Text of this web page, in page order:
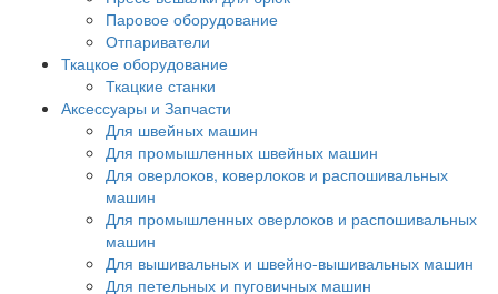
Паровое оборудование
Отпариватели
Ткацкое оборудование
Ткацкие станки
Аксессуары и Запчасти
Для швейных машин
Для промышленных швейных машин
Для оверлоков, коверлоков и распошивальных
машин
Для промышленных оверлоков и распошивальных
машин
Для вышивальных и швейно-вышивальных машин
Для петельных и пуговичных машин